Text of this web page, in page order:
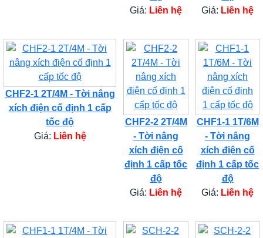
Giá: Liên hệ
Giá: Liên hệ
CHF2-1 2T/4M - Tời nâng
xích điện cố định 1 cấp
tốc độ
Giá: Liên hệ
CHF2-2 2T/4M
- Tời nâng
xích điện cố
định 1 cấp tốc
độ
Giá: Liên hệ
CHF1-1 1T/6M
- Tời nâng
xích điện cố
định 1 cấp tốc
độ
Giá: Liên hệ